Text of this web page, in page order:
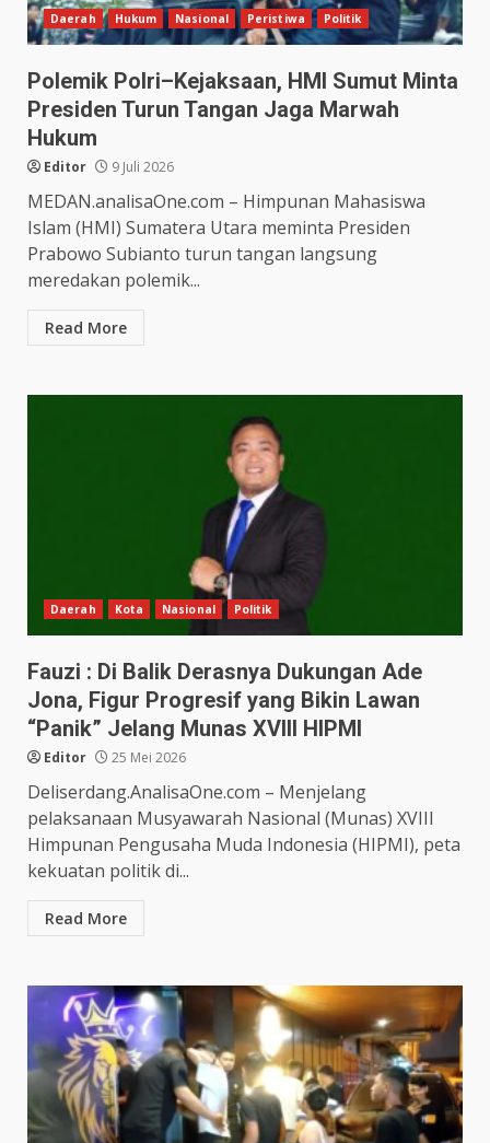
Daerah Hukum Nasional Peristiwa Politik
Polemik Polri–Kejaksaan, HMI Sumut Minta
Presiden Turun Tangan Jaga Marwah
Hukum
Editor 9 Juli 2026
MEDAN.analisaOne.com – Himpunan Mahasiswa
Islam (HMI) Sumatera Utara meminta Presiden
Prabowo Subianto turun tangan langsung
meredakan polemik...
Read More
Daerah Kota Nasional Politik
Fauzi : Di Balik Derasnya Dukungan Ade
Jona, Figur Progresif yang Bikin Lawan
“Panik” Jelang Munas XVIII HIPMI
Editor 25 Mei 2026
Deliserdang.AnalisaOne.com – Menjelang
pelaksanaan Musyawarah Nasional (Munas) XVIII
Himpunan Pengusaha Muda Indonesia (HIPMI), peta
kekuatan politik di...
Read More